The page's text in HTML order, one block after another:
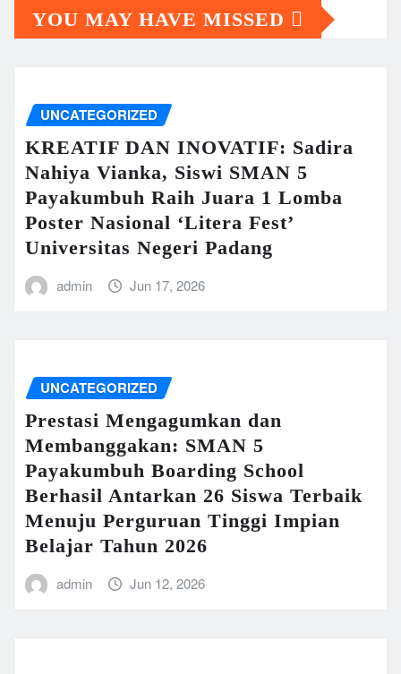
YOU MAY HAVE MISSED
UNCATEGORIZED
KREATIF DAN INOVATIF: Sadira
Nahiya Vianka, Siswi SMAN 5
Payakumbuh Raih Juara 1 Lomba
Poster Nasional ‘Litera Fest’
Universitas Negeri Padang
admin Jun 17, 2026
UNCATEGORIZED
Prestasi Mengagumkan dan
Membanggakan: SMAN 5
Payakumbuh Boarding School
Berhasil Antarkan 26 Siswa Terbaik
Menuju Perguruan Tinggi Impian
Belajar Tahun 2026
admin Jun 12, 2026